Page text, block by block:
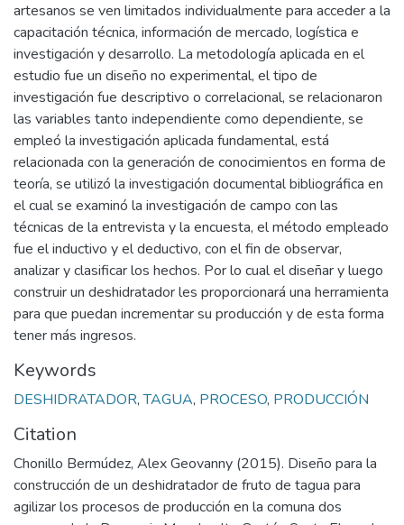
artesanos se ven limitados individualmente para acceder a la
capacitación técnica, información de mercado, logística e
investigación y desarrollo. La metodología aplicada en el
estudio fue un diseño no experimental, el tipo de
investigación fue descriptivo o correlacional, se relacionaron
las variables tanto independiente como dependiente, se
empleó la investigación aplicada fundamental, está
relacionada con la generación de conocimientos en forma de
teoría, se utilizó la investigación documental bibliográfica en
el cual se examinó la investigación de campo con las
técnicas de la entrevista y la encuesta, el método empleado
fue el inductivo y el deductivo, con el fin de observar,
analizar y clasificar los hechos. Por lo cual el diseñar y luego
construir un deshidratador les proporcionará una herramienta
para que puedan incrementar su producción y de esta forma
tener más ingresos.
Keywords
DESHIDRATADOR,TAGUA, PROCESO, PRODUCCIÓN
Citation
Chonillo Bermúdez, Alex Geovanny (2015). Diseño para la
construcción de un deshidratador de fruto de tagua para
agilizar los procesos de producción en la comuna dos